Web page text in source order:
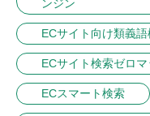
ンジン
ECサイト向け類義
ECサイト検索ゼロ
ECスマート検索